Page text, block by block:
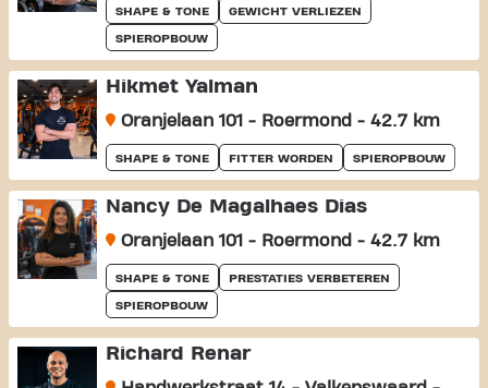
SHAPE & TONE GEWICHT VERLIEZEN
SPIEROPBOUW
Hikmet Yalman
Oranjelaan 101 - Roermond - 42.7 km
SHAPE & TONE FITTER WORDEN SPIEROPBOUW
Nancy De Magalhaes Dias
Oranjelaan 101 - Roermond - 42.7 km
SHAPE & TONE PRESTATIES VERBETEREN
SPIEROPBOUW
Richard Renar